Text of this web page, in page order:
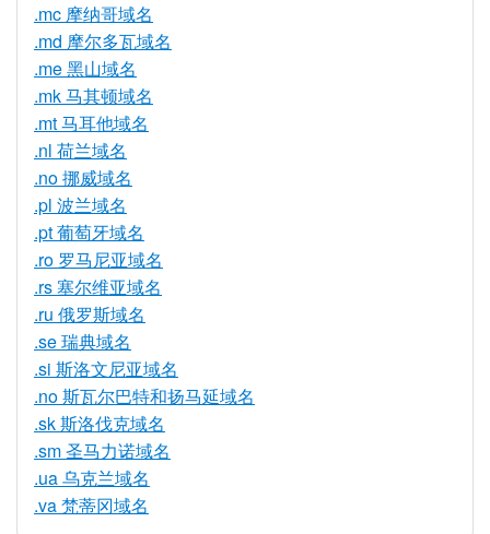
.mc 摩纳哥域名
.md 摩尔多瓦域名
.me 黑山域名
.mk 马其顿域名
.mt 马耳他域名
.nl 荷兰域名
.no 挪威域名
.pl 波兰域名
.pt 葡萄牙域名
.ro 罗马尼亚域名
.rs 塞尔维亚域名
.ru 俄罗斯域名
.se 瑞典域名
.si 斯洛文尼亚域名
.no 斯瓦尔巴特和扬马延域名
.sk 斯洛伐克域名
.sm 圣马力诺域名
.ua 乌克兰域名
.va 梵蒂冈域名